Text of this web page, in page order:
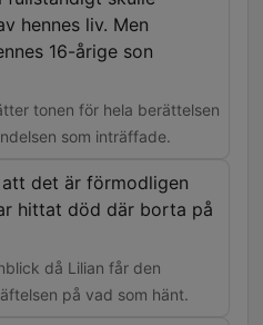
hennes liv. Men
16-årige son
tonen för hela berättelsen
som inträffade.
att det är förmodligen
hittat död där borta på
då Lilian får den
på vad som hänt.